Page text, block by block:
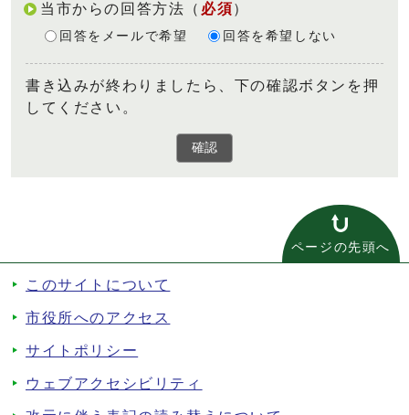
当市からの回答方法 （ 必須）
回答をメールで希望 回答を希望しない
書き込みが終わりましたら、下の確認ボタンを押
してください。
確認
ページの先頭へ
このサイトについて
市役所へのアクセス
サイトポリシー
ウェブアクセシビリティ